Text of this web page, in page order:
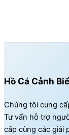
Hồ Cá Cảnh
Chúng tôi cung
Tư vấn hỗ trợ
cấp cùng các giải